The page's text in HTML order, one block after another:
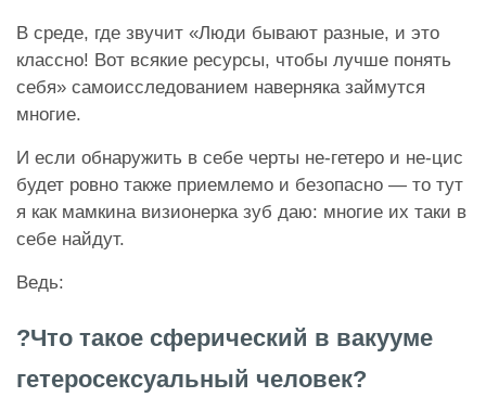
В среде, где звучит «Люди бывают разные, и это
классно! Вот всякие ресурсы, чтобы лучше понять
себя» самоисследованием наверняка займутся
многие.
И если обнаружить в себе черты не-гетеро и не-цис
будет ровно также приемлемо и безопасно — то тут
я как мамкина визионерка зуб даю: многие их таки в
себе найдут.
Ведь:
?Что такое сферический в вакууме
гетеросексуальный человек?